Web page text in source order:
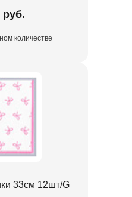
руб.
количестве
33см 12шт/G